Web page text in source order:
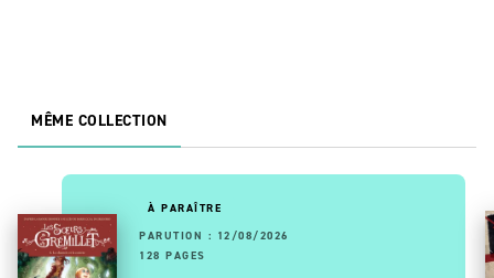
MÊME COLLECTION
À PARAÎTRE
PARUTION : 12/08/2026
128 PAGES